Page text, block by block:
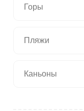
Горы
Пляжи
Каньоны